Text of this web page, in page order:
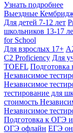
Узнать подробнее
Выездные
Для детей 7-12 лет
школьников 13-17
for School
Для взрослых 17+
C2 Proficiency Для
TOEFL Подготовка
Независимое
Независимое
тестирование для
стоимость
Независимое
Подготовка к ОГЭ
ОГЭ офлайн ЕГЭ